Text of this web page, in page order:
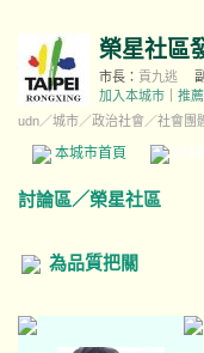
榮星社區
市長： 貢九逃
加入本城市
推
udn／城市／政治社會 ／社會團
本城市首頁
討論區／榮星社區
為品質把關